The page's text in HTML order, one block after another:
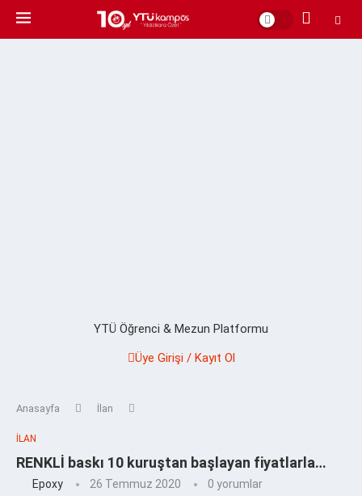
YTÜ Öğrenci & Mezun Platformu
Üye Girişi / Kayıt Ol
Anasayfa İlan
İLAN
RENKLİ baskı 10 kuruştan başlayan fiyatlarla…
Epoxy 26 Temmuz 2020 0 yorumlar